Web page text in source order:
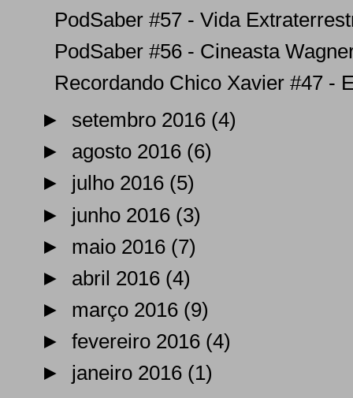
PodSaber #57 - Vida
PodSaber #56 - Cineasta
Recordando Chico Xavier #47 -
► setembro 2016 (4)
► agosto 2016 (6)
► julho 2016 (5)
► junho 2016 (3)
► maio 2016 (7)
► abril 2016 (4)
► março 2016 (9)
►fevereiro 2016 (4)
► janeiro 2016 (1)